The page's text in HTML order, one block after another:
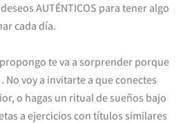
AUTÉNTICOS para tener algo
cada día.
te va a sorprender porque
voy a invitarte a que conectes
o hagas un ritual de sueños bajo
a ejercicios con títulos similares